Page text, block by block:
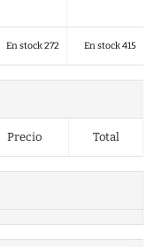
En stock 272 En stock 415
Precio Total